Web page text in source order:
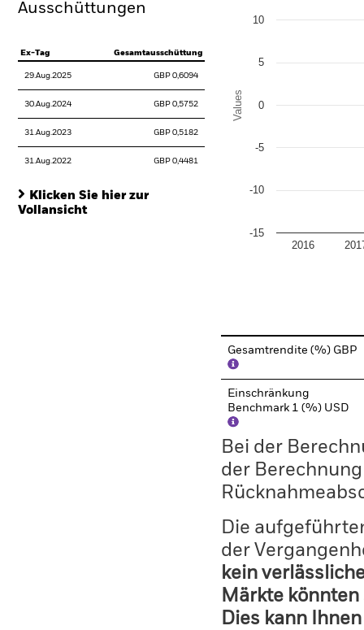
Ausschüttungen
Ex-Tag Gesamtausschüttung
29.Aug.2025 GBP 0,6094
30.Aug.2024 GBP 0,5752
31.Aug.2023 GBP 0,5182
31.Aug.2022 GBP 0,4481
Klicken Sie hier zur
Vollansicht
Values
2016
-15
-10
-5
0
5
10
Gesamtrendite (%) GBP
Einschränkung
Benchmark 1 (%) USD
Bei der
der
Die
der
kein
Märkte
Dies kann